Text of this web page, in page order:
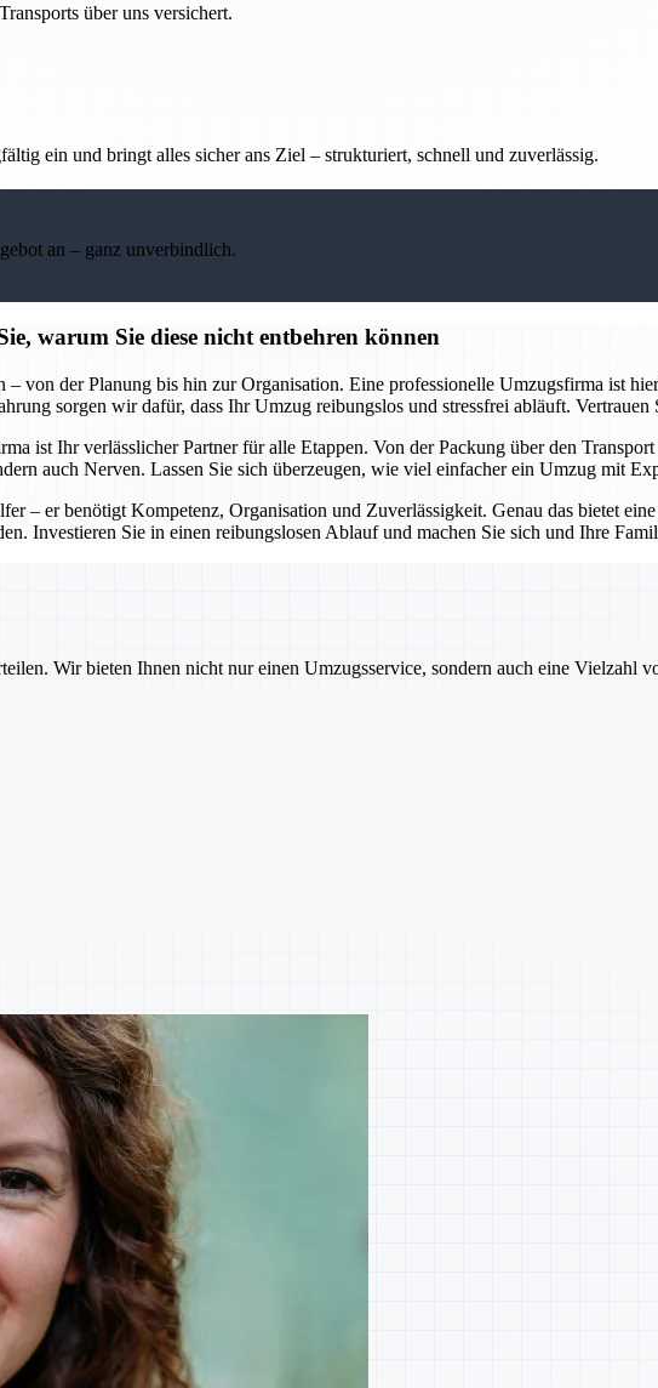
über uns versichert.
ein und bringt alles sicher ans Ziel – strukturiert, schnell und zuverlässig.
an – ganz unverbindlich.
warum Sie diese nicht entbehren können
von der Planung bis hin zur Organisation. Eine professionelle Umzugsfirma ist
sorgen wir dafür, dass Ihr Umzug reibungslos und stressfrei abläuft.
ist Ihr verlässlicher Partner für alle Etappen. Von der Packung über den
auch Nerven. Lassen Sie sich überzeugen, wie viel einfacher ein Umzug mit
– er benötigt Kompetenz, Organisation und Zuverlässigkeit. Genau das bietet
Investieren Sie in einen reibungslosen Ablauf und machen Sie sich und Ihre
Wir bieten Ihnen nicht nur einen Umzugsservice, sondern auch eine Vielzahl